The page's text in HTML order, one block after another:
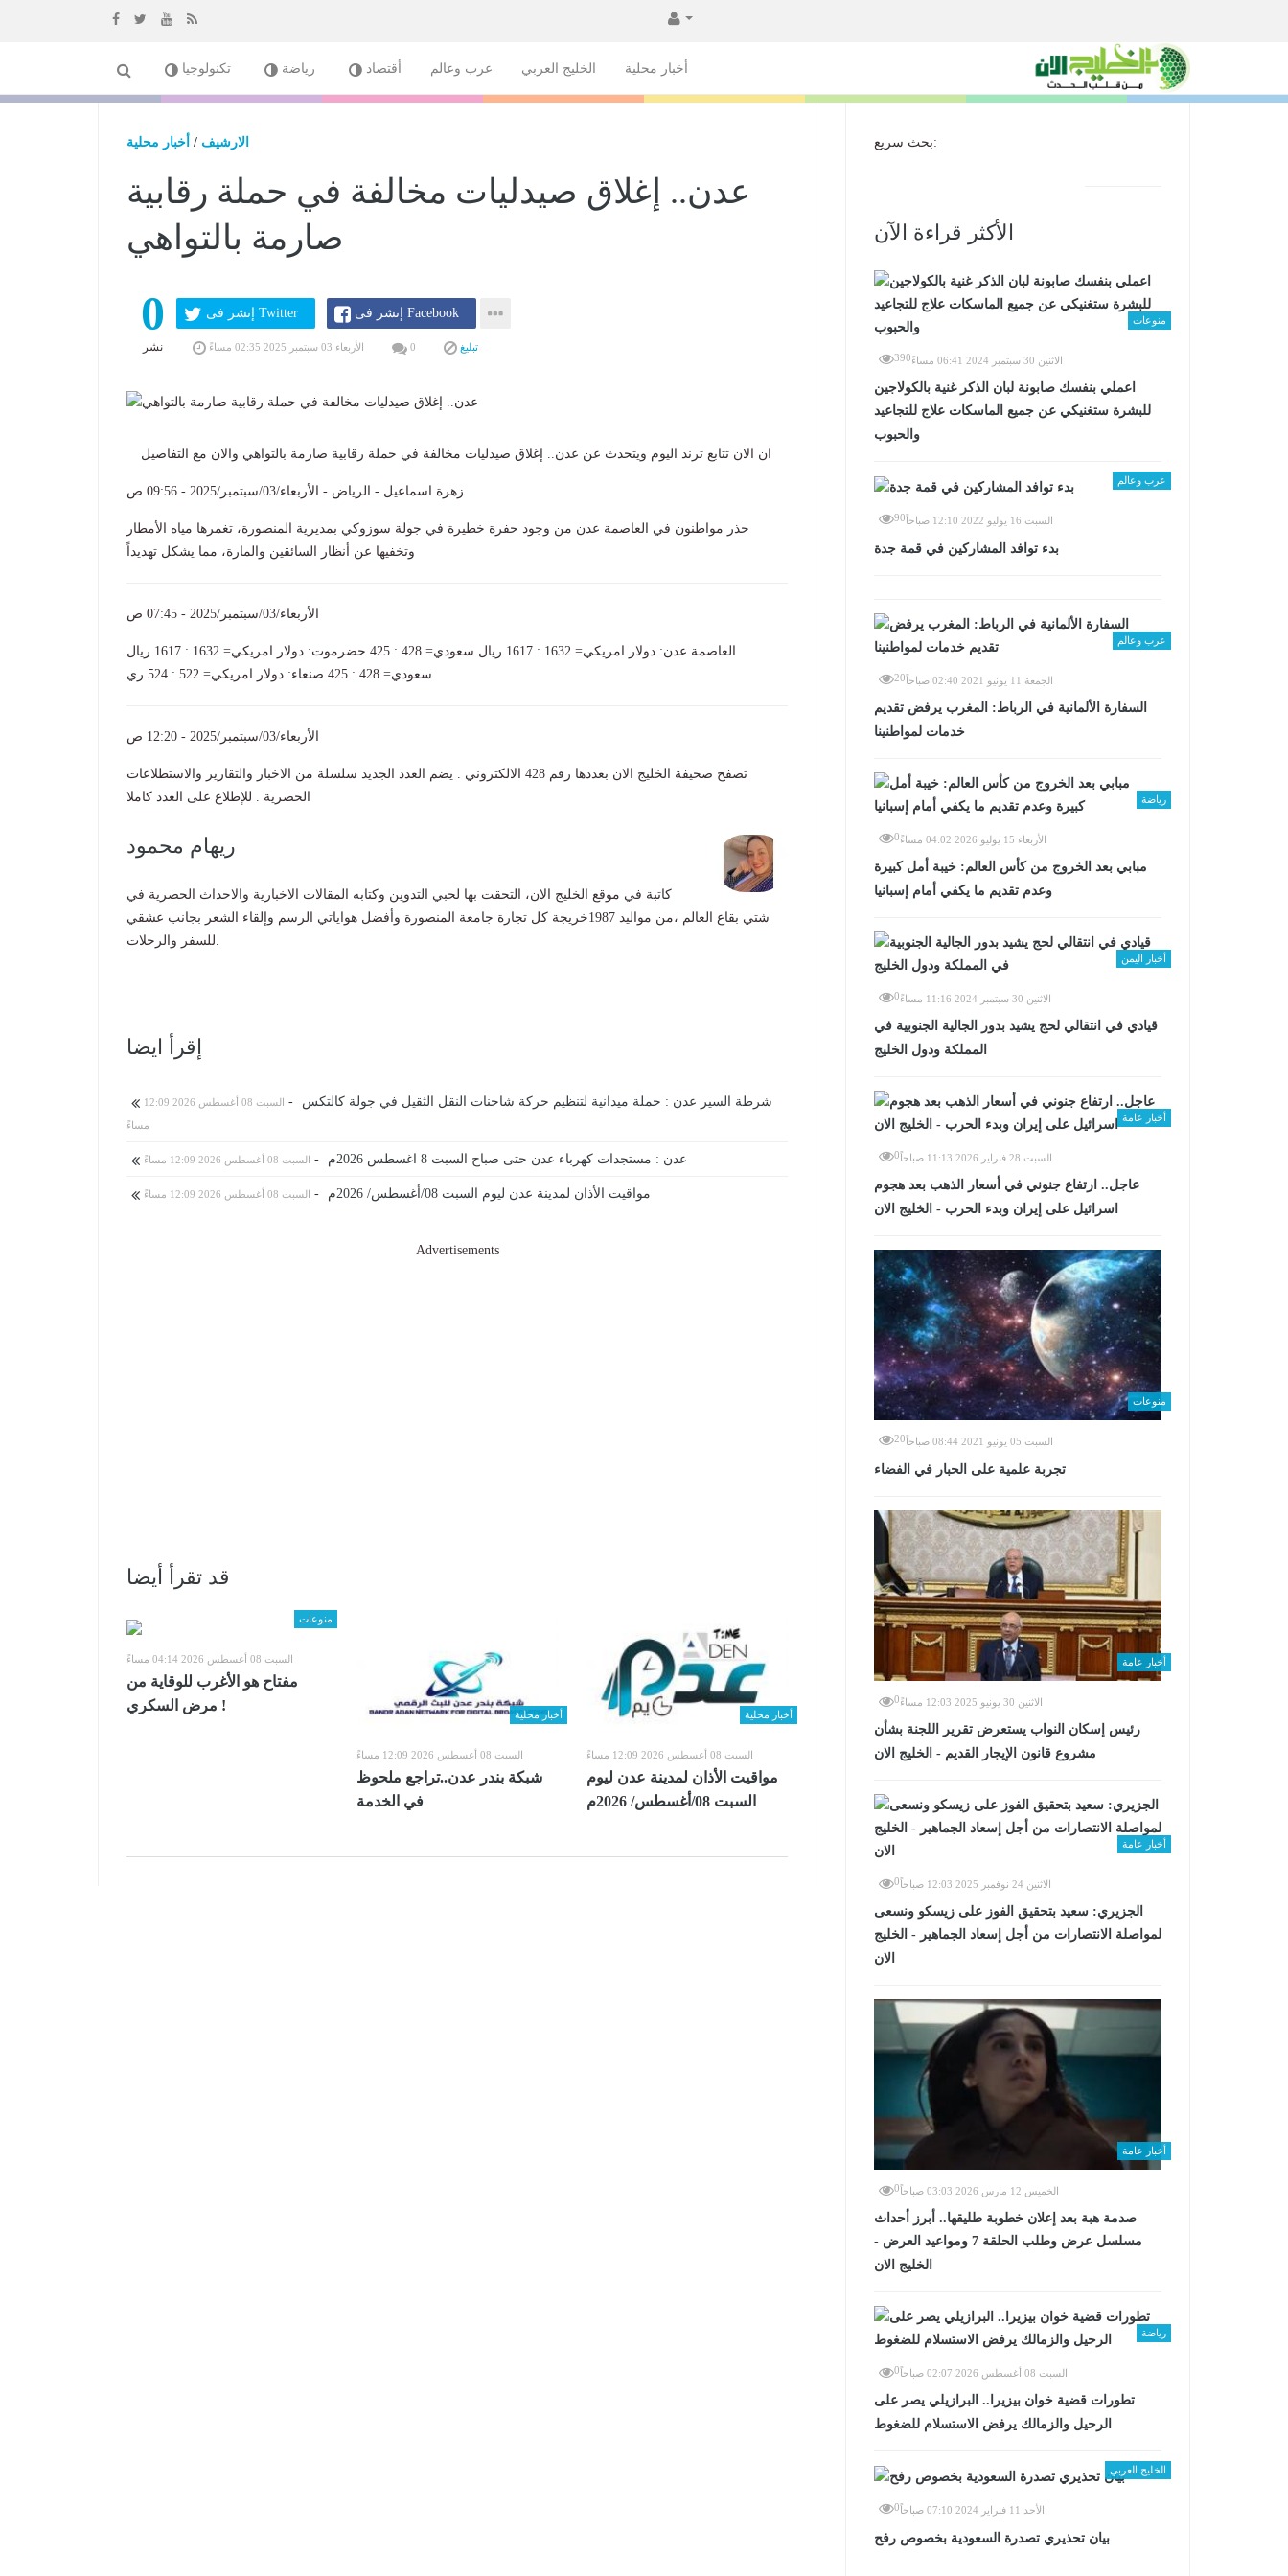
المحتوى
أخبار محلية الخليج العربي عرب وعالم أقتصاد رياضة تكنولوجيا
الارشيف / أخبار محلية
عدن.. إغلاق صيدليات مخالفة في حملة رقابية
صارمة بالتواهي
0
نشر
إنشر فى Twitter إنشر فى Facebook
الأربعاء 03 سبتمبر 2025 02:35 مساءً 0 تبليغ
ان الان تتابع ترند اليوم ويتحدث عن عدن.. إغلاق صيدليات مخالفة في حملة رقابية صارمة بالتواهي والان مع التفاصيل
زهرة اسماعيل - الرياض - الأربعاء/03/سبتمبر/2025 - 09:56 ص
حذر مواطنون في العاصمة عدن من وجود حفرة خطيرة في جولة سوزوكي بمديرية المنصورة، تغمرها مياه الأمطار
وتخفيها عن أنظار السائقين والمارة، مما يشكل تهديداً
الأربعاء/03/سبتمبر/2025 - 07:45 ص
العاصمة عدن: دولار امريكي= 1632 : 1617 ريال سعودي= 428 : 425 حضرموت: دولار امريكي= 1632 : 1617 ريال
سعودي= 428 : 425 صنعاء: دولار امريكي= 522 : 524 ري
الأربعاء/03/سبتمبر/2025 - 12:20 ص
تصفح صحيفة الخليج الان بعددها رقم 428 الالكتروني . يضم العدد الجديد سلسلة من الاخبار والتقارير والاستطلاعات
الحصرية . للإطلاع على العدد كاملا
ريهام محمود
كاتبة في موقع الخليج الان، التحقت بها لحبي التدوين وكتابه المقالات الاخبارية والاحداث الحصرية في
شتي بقاع العالم ،من مواليد 1987خريجة كل تجارة جامعة المنصورة وأفضل هواياتي الرسم وإلقاء الشعر بجانب عشقي
إقرأ ايضا
شرطة السير عدن : حملة ميدانية لتنظيم حركة شاحنات النقل الثقيل في جولة كالتكس -
السبت 08 أغسطس 2026 12:09
مساءً
عدن : مستجدات كهرباء عدن حتى صباح السبت 8 اغسطس 2026م - السبت 08 أغسطس 2026 12:09 مساءً
مواقيت الأذان لمدينة عدن ليوم السبت 08/أغسطس/ 2026م - السبت 08 أغسطس 2026 12:09 مساءً
Advertisements
قد تقرأ أيضا
منوعات
السبت 08 أغسطس 2026 04:14 مساءً
مفتاح هو الأغرب للوقاية من
مرض السكري !
أخبار محلية
السبت 08 أغسطس 2026 12:09 مساءً
شبكة بندر عدن..تراجع ملحوظ
في الخدمة
أخبار محلية
السبت 08 أغسطس 2026 12:09 مساءً
مواقيت الأذان لمدينة عدن ليوم
السبت 08/أغسطس/ 2026م
بحث سريع:
الأكثر قراءة الآن
منوعات
الاثنين 30 سبتمبر 2024 06:41 مساءً 390
اعملي بنفسك صابونة لبان الذكر غنية بالكولاجين
للبشرة ستغنيكي عن جميع الماسكات علاج للتجاعيد
والحبوب
عرب وعالم
السبت 16 يوليو 2022 12:10 صباحاً 90
بدء توافد المشاركين في قمة جدة
عرب وعالم
الجمعة 11 يونيو 2021 02:40 صباحاً 20
السفارة الألمانية في الرباط: المغرب يرفض تقديم
خدمات لمواطنينا
رياضة
الأربعاء 15 يوليو 2026 04:02 مساءً 0
مبابي بعد الخروج من كأس العالم: خيبة أمل كبيرة
وعدم تقديم ما يكفي أمام إسبانيا
أخبار اليمن
الاثنين 30 سبتمبر 2024 11:16 مساءً 0
قيادي في انتقالي لحج يشيد بدور الجالية الجنوبية في
المملكة ودول الخليج
أخبار عامة
السبت 28 فبراير 2026 11:13 صباحاً 0
عاجل.. ارتفاع جنوني في أسعار الذهب بعد هجوم
اسرائيل على إيران وبدء الحرب - الخليج الان
منوعات
السبت 05 يونيو 2021 08:44 صباحاً 20
تجربة علمية على الحبار في الفضاء
أخبار عامة
الاثنين 30 يونيو 2025 12:03 مساءً 0
رئيس إسكان النواب يستعرض تقرير اللجنة بشأن
مشروع قانون الإيجار القديم - الخليج الان
أخبار عامة
الاثنين 24 نوفمبر 2025 12:03 صباحاً 0
الجزيري: سعيد بتحقيق الفوز على زيسكو ونسعى
لمواصلة الانتصارات من أجل إسعاد الجماهير - الخليج
الان
أخبار عامة
الخميس 12 مارس 2026 03:03 صباحاً 0
صدمة هبة بعد إعلان خطوبة طليقها.. أبرز أحداث
مسلسل عرض وطلب الحلقة 7 ومواعيد العرض -
الخليج الان
رياضة
السبت 08 أغسطس 2026 02:07 صباحاً 0
تطورات قضية خوان بيزيرا.. البرازيلي يصر على
الرحيل والزمالك يرفض الاستسلام للضغوط
الخليج العربي
الأحد 11 فبراير 2024 07:10 صباحاً 0
بيان تحذيري تصدرة السعودية بخصوص رفح